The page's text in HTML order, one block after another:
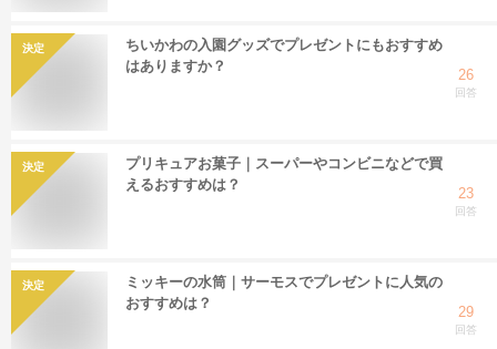
決定
ちいかわの入園グッズでプレゼントにもおすすめ
はありますか？
26
回答
決定
プリキュアお菓子｜スーパーやコンビニなどで買
えるおすすめは？
23
回答
決定
ミッキーの水筒｜サーモスでプレゼントに人気の
おすすめは？
29
回答